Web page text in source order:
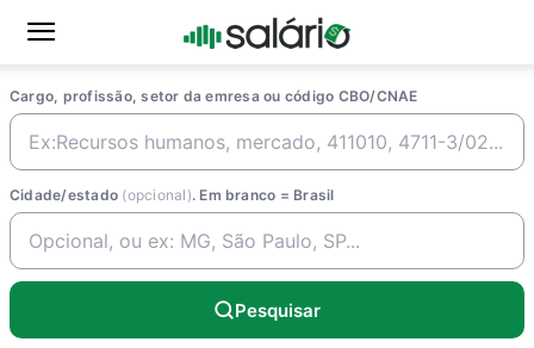
Cargo, profissão, setor da emresa ou código CBO/CNAE
Cidade/estado (opcional). Em branco = Brasil
Pesquisar